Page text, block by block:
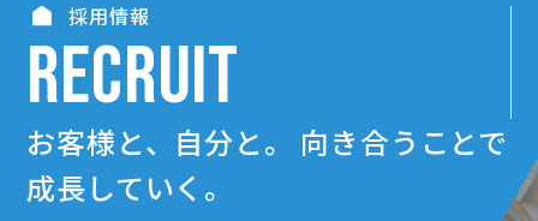
採用情報
RECRUIT
お客様と、自分と。
向き合うことで
成長していく。